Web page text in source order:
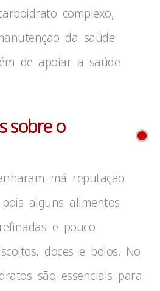
complexo,
da saúde
de apoiar a saúde
sobre o
má reputação
alguns alimentos
e pouco
doces e bolos. No
são essenciais para